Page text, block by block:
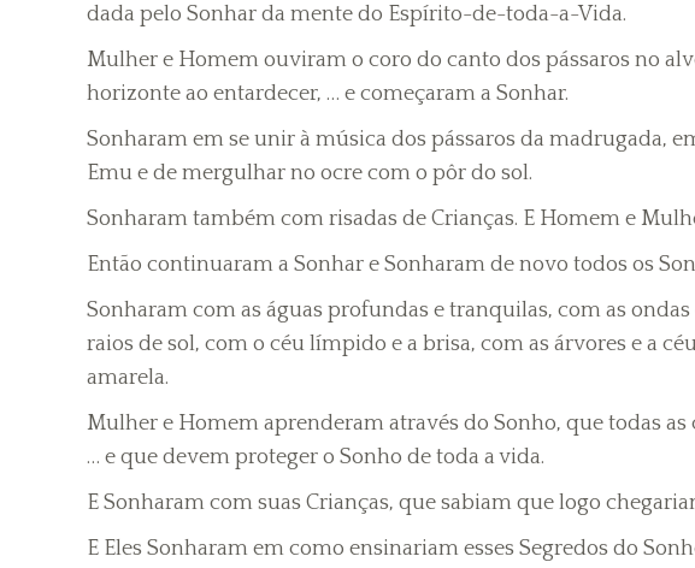
dada pelo Sonhar da mente do Espírito-de-toda-a-Vida.
Mulher e Homem ouviram o coro do canto dos pássaros no
horizonte ao entardecer, … e começaram a Sonhar.
Sonharam em se unir à música dos pássaros da madrugada,
Emu e de mergulhar no ocre com o pôr do sol.
Sonharam também com risadas de Crianças. E Homem e
Então continuaram a Sonhar e Sonharam de novo todos os
Sonharam com as águas profundas e tranquilas, com as
raios de sol, com o céu límpido e a brisa, com as árvores e a
amarela.
Mulher e Homem aprenderam através do Sonho, que todas
… e que devem proteger o Sonho de toda a vida.
E Sonharam com suas Crianças, que sabiam que logo
E Eles Sonharam em como ensinariam esses Segredos do